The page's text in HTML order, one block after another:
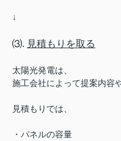
↓
⑶. 見積もりを取る
太陽光発電は、
施工会社によって提案内容
見積もりでは、
・パネルの容量